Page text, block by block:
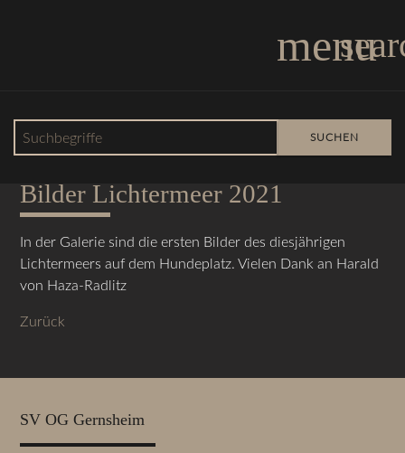
menu
Suchbegriffe SUCHEN
Bilder Lichtermeer 2021
In der Galerie sind die ersten Bilder des diesjährigen
Lichtermeers auf dem Hundeplatz. Vielen Dank an Harald
von Haza-Radlitz
Zurück
SV OG Gernsheim